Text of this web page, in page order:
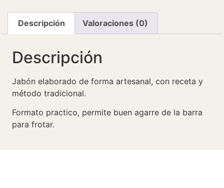
Descripción Valoraciones (0)
Descripción
Jabón elaborado de forma artesanal, con receta y
método tradicional.
Formato practico, permite buen agarre de la barra
para frotar.